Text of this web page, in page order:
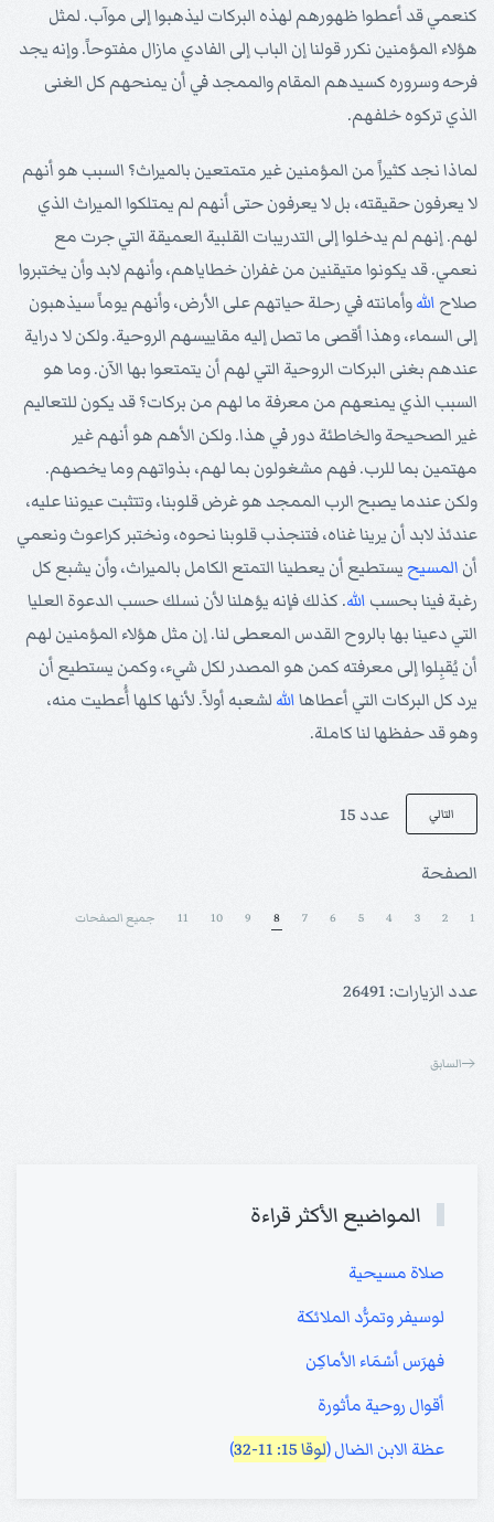
كنعمي قد أعطوا ظهورهم لهذه البركات ليذهبوا إلى موآب. لمثل
هؤلاء المؤمنين نكرر قولنا إن الباب إلى الفادي مازال مفتوحاً. وإنه يجد
فرحه وسروره كسيدهم المقام والممجد في أن يمنحهم كل الغنى
الذي تركوه خلفهم.
لماذا نجد كثيراً من المؤمنين غير متمتعين بالميراث؟ السبب هو أنهم
لا يعرفون حقيقته، بل لا يعرفون حتى أنهم لم يمتلكوا الميراث الذي
لهم. إنهم لم يدخلوا إلى التدريبات القلبية العميقة التي جرت مع
نعمي. قد يكونوا متيقنين من غفران خطاياهم، وأنهم لابد وأن يختبروا
صلاح اللهوأمانته في رحلة حياتهم على الأرض، وأنهم يوماً سيذهبون
إلى السماء، وهذا أقصى ما تصل إليه مقاييسهم الروحية. ولكن لا دراية
عندهم بغنى البركات الروحية التي لهم أن يتمتعوا بها الآن. وما هو
السبب الذي يمنعهم من معرفة ما لهم من بركات؟ قد يكون للتعاليم
غير الصحيحة والخاطئة دور في هذا. ولكن الأهم هو أنهم غير
مهتمين بما للرب. فهم مشغولون بما لهم، بذواتهم وما يخصهم.
ولكن عندما يصبح الرب الممجد هو غرض قلوبنا، وتتثبت عيوننا عليه،
عندئذ لابد أن يرينا غناه، فتنجذب قلوبنا نحوه، ونختبر كراعوث ونعمي
أن المسيحيستطيع أن يعطينا التمتع الكامل بالميراث، وأن يشبع كل
رغبة فينا بحسب الله. كذلك فإنه يؤهلنا لأن نسلك حسب الدعوة العليا
التي دعينا بها بالروح القدس المعطى لنا. إن مثل هؤلاء المؤمنين لهم
أن يُقبِلوا إلى معرفته كمن هو المصدر لكل شيء، وكمن يستطيع أن
يرد كل البركات التي أعطاهاالله لشعبه أولاً. لأنها كلها أُعطيت منه،
وهو قد حفظها لنا كاملة.
التالي عدد 15
الصفحة
1
2
3
4
5
6
7
8
9
10
11 جميع الصفحات
عدد الزيارات: 26491
السابق
المواضيع الأكثر قراءة
صلاة مسيحية
لوسيفر وتمرُّد الملائكة
فهرَس أسْمَاء الأماكِن
أقوال روحية مأثورة
عظة الابن الضال (لوقا 15: 11-32 )